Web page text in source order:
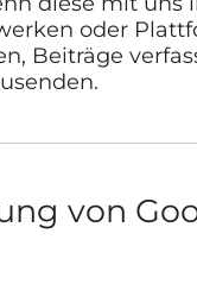
oder
Beiträge
von